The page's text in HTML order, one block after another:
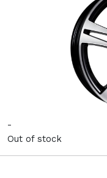
-
Out of stock